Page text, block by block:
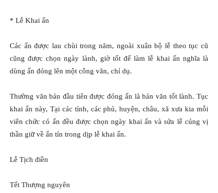
* Lễ Khai ấn
Các ấn được lau chùi trong năm, ngoài xuân bộ lễ theo tục cũ
cũng được chọn ngày lành, giờ tốt để làm lễ khai ấn nghĩa là
dùng ấn đóng lên một công văn, chỉ dụ.
Thường văn bản đầu tiên được đóng ấn là bản văn tốt lành. Tục
khai ấn này, Tại các tỉnh, các phủ, huyện, châu, xã xưa kia mỗi
viên chức có ấn đều được chọn ngày khai ấn và sửa lễ cúng vị
thần giữ về ấn tín trong dịp lễ khai ấn.
Lễ Tịch điền
Tết Thượng nguyên